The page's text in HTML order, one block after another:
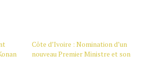
Côte d’Ivoire : Nomination d’un
nouveau Premier Ministre et son